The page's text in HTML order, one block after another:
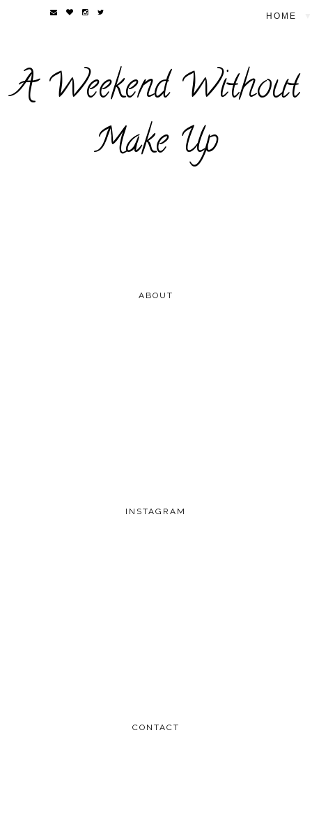
A Weekend Without
Make Up
ABOUT
INSTAGRAM
CONTACT